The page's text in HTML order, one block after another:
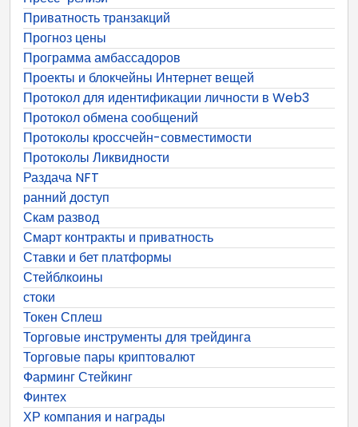
Приватность транзакций
Прогноз цены
Программа амбассадоров
Проекты и блокчейны Интернет вещей
Протокол для идентификации личности в Web3
Протокол обмена сообщений
Протоколы кроссчейн-совместимости
Протоколы Ликвидности
Раздача NFT
ранний доступ
Скам развод
Смарт контракты и приватность
Ставки и бет платформы
Стейблкоины
стоки
Токен Сплеш
Торговые инструменты для трейдинга
Торговые пары криптовалют
Фарминг Стейкинг
Финтех
ХР компания и награды